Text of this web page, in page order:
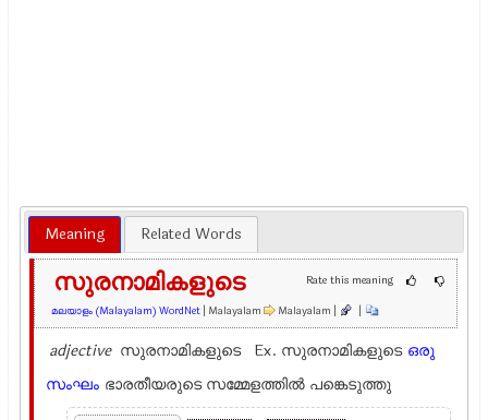
Meaning Related Words
Rate this meaning
സുരനാമികളുടെ
മലയാളം (Malayalam) WordNet | Malayalam Malayalam | |
adjective സുരനാമികളുടെ Ex. സുരനാമികളുടെ ഒരു
സംഘം ഭാരതീയരുടെ സമ്മേളത്തിൽ പങ്കെടുത്തു